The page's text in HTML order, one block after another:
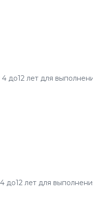
до12 лет для
до12 лет для